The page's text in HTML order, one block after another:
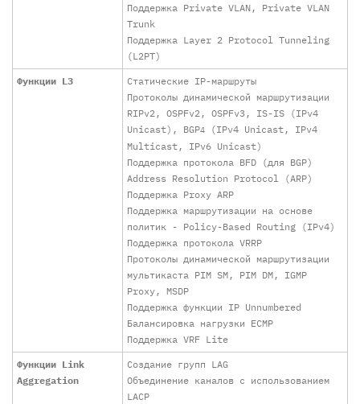
Поддержка Private VLAN, Private VLAN
Trunk
Поддержка Layer 2 Protocol Tunneling
(L2PT)
Функции L3
Статические IP-маршруты
Протоколы динамической маршрутизации
RIPv2, OSPFv2, OSPFv3, IS-IS (IPv4
Unicast), BGP4 (IPv4 Unicast, IPv4
Multicast, IPv6 Unicast)
Поддержка протокола BFD (для BGP)
Address Resolution Protocol (ARP)
Поддержка Proxy ARP
Поддержка маршрутизации на основе
политик - Policy-Based Routing (IPv4)
Поддержка протокола VRRP
Протоколы динамической маршрутизации
мультикаста PIM SM, PIM DM, IGMP
Proxy, MSDP
Поддержка функции IP Unnumbered
Балансировка нагрузки ECMP
Поддержка VRF Lite
Функции Link
Aggregation
Создание групп LAG
Объединение каналов с использованием
LACP